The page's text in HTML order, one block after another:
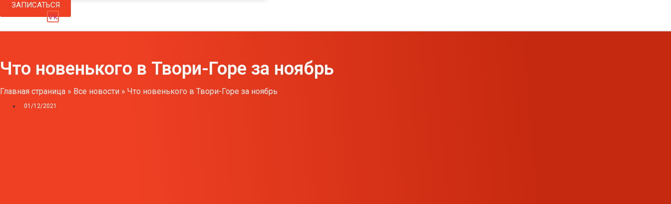
ЗАПИСАТЬСЯ
Vk
Что новенького в Твори-Горе за ноябрь
Главная страница » Все новости » Что новенького в Твори-Горе за ноябрь
01/12/2021